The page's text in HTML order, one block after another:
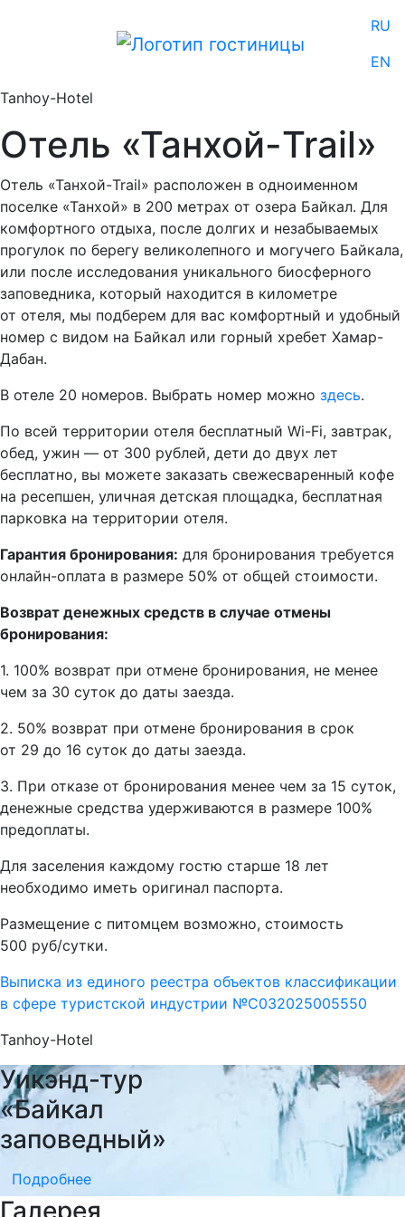
RU
EN
Tanhoy-Hotel
Отель «Танхой-Trail»
Отель «Танхой-Trail» расположен в одноименном
поселке «Танхой» в 200 метрах от озера Байкал. Для
комфортного отдыха, после долгих и незабываемых
прогулок по берегу великолепного и могучего Байкала,
или после исследования уникального биосферного
заповедника, который находится в километре
от отеля, мы подберем для вас комфортный и удобный
номер с видом на Байкал или горный хребет Хамар-
Дабан.
В отеле 20 номеров. Выбрать номер можно здесь.
По всей территории отеля бесплатный Wi-Fi, завтрак,
обед, ужин — от 300 рублей, дети до двух лет
бесплатно, вы можете заказать свежесваренный кофе
на ресепшен, уличная детская площадка, бесплатная
парковка на территории отеля.
Гарантия бронирования: для бронирования требуется
онлайн-оплата в размере 50% от общей стоимости.
Возврат денежных средств в случае отмены
бронирования:
1. 100% возврат при отмене бронирования, не менее
чем за 30 суток до даты заезда.
2. 50% возврат при отмене бронирования в срок
от 29 до 16 суток до даты заезда.
3. При отказе от бронирования менее чем за 15 суток,
денежные средства удерживаются в размере 100%
предоплаты.
Для заселения каждому гостю старше 18 лет
необходимо иметь оригинал паспорта.
Размещение с питомцем возможно, стоимость
500 руб/сутки.
Выписка из единого реестра объектов классификации
в сфере туристской индустрии №С032025005550
Tanhoy-Hotel
Уикэнд-тур
«Байкал
заповедный»
Подробнее
Галерея